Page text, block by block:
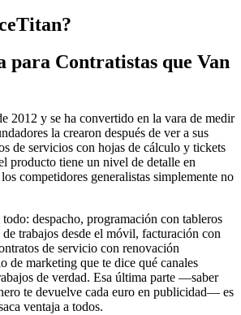
para Contratistas que Van
2012 y se ha convertido en la vara de medir
la crearon después de ver a sus
de servicios con hojas de cálculo y tickets
producto tiene un nivel de detalle en
competidores generalistas simplemente no
despacho, programación con tableros
trabajos desde el móvil, facturación con
de servicio con renovación
de marketing que te dice qué canales
de verdad. Esa última parte —saber
te devuelve cada euro en publicidad— es
ventaja a todos.